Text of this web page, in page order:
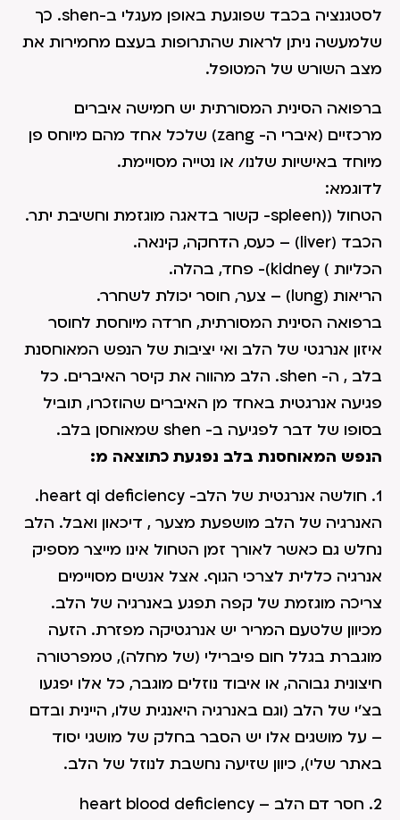
לסטגנציה בכבד שפוגעת באופן מעגלי ב-shen. כך
שלמעשה ניתן לראות שהתרופות בעצם מחמירות את
מצב השורש של המטופל.
ברפואה הסינית המסורתית יש חמישה איברים
מרכזיים (איברי ה- zang) שלכל אחד מהם מיוחס פן
מיוחד באישיות שלנו/ או נטייה מסויימת.
לדוגמא:
הטחול ((spleen- קשור בדאגה מוגזמת וחשיבת יתר.
הכבד (liver) – כעס, הדחקה, קינאה.
הכליות ) kidney)- פחד, בהלה.
הריאות (lung) – צער, חוסר יכולת לשחרר.
ברפואה הסינית המסורתית, חרדה מיוחסת לחוסר
איזון אנרגטי של הלב ואי יציבות של הנפש המאוחסנת
בלב , ה- shen. הלב מהווה את קיסר האיברים. כל
פגיעה אנרגטית באחד מן האיברים שהוזכרו, תוביל
בסופו של דבר לפגיעה ב- shen שמאוחסן בלב.
הנפש המאוחסנת בלב נפגעת כתוצאה מ:
1. חולשה אנרגטית של הלב- heart qi deficiency.
האנרגיה של הלב מושפעת מצער , דיכאון ואבל. הלב
נחלש גם כאשר לאורך זמן הטחול אינו מייצר מספיק
אנרגיה כללית לצרכי הגוף. אצל אנשים מסויימים
צריכה מוגזמת של קפה תפגע באנרגיה של הלב.
מכיוון שלטעם המריר יש אנרגטיקה מפזרת. הזעה
מוגברת בגלל חום פיברילי (של מחלה), טמפרטורה
חיצונית גבוהה, או איבוד נוזלים מוגבר, כל אלו יפגעו
בצ'י של הלב (וגם באנרגיה היאנגית שלו, היינית ובדם
– על מושגים אלו יש הסבר בחלק של מושגי יסוד
באתר שלי), כיוון שזיעה נחשבת לנוזל של הלב.
2. חסר דם הלב – heart blood deficiency